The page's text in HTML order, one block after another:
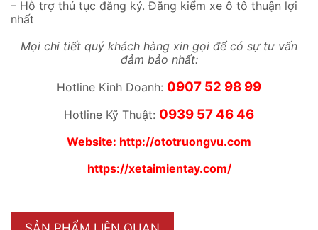
– Hỗ trợ thủ tục đăng ký. Đăng kiểm xe ô tô thuận lợi
nhất
Mọi chi tiết quý khách hàng xin gọi để có sự tư vấn
đảm bảo nhất:
Hotline Kinh Doanh: 0907 52 98 99
Hotline Kỹ Thuật: 0939 57 46 46
Website: http://ototruongvu.com
https://xetaimientay.com/